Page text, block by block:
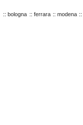
:: bologna :: ferrara :: modena ::